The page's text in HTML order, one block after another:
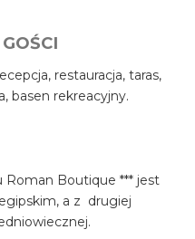
restauracja, taras,
basen rekreacyjny.
Roman Boutique *** jest
a z drugiej